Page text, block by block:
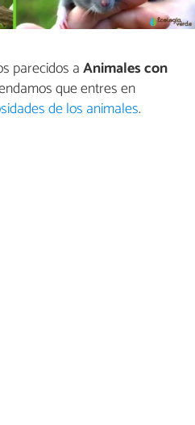
parecidos aAnimales con
que entres en
de los animales.